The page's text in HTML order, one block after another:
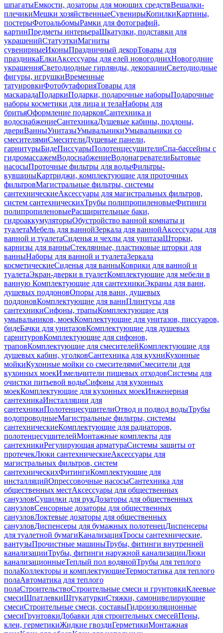
шпагатыЕмкости, дозаторы для моющих средствВешалки-
плечикиМешки хозяйственныеСувенирыКопилкиКартины,
постерыФотоальбомыРамки для фотографий,
картинПредметы интерьераШкатулки, подставки для
украшенийСтатуэткиМагниты
сувенирныеИконыПраздничный декорТовары для
праздникаЕлкиАксессуары для елей новогоднихНовогодние
украшенияСветодиодные гирлянды, декорацииСветодиодные
фигуры, игрушкиВременные
татуировкиФотобутафорияТовары для
маскарадаПодаркиПодарки, подарочные наборыПодарочные
наборы косметики для лица и телаНаборы для
бритьяОформление подарковСантехника и
водоснабжениеСантехникаДушевые кабины, поддоны,
двериВанныУнитазыУмывальникиУмывальники со
смесителямиСмесителиДушевые панели,
гарнитурыБидеПиссуарыПолотенцесушителиСпа-бассейны с
гидромассажемВодоснабжениеВодонагревателиБытовые
насосыПроточные фильтры для водыФильтры-
кувшиныКартриджи, комплектующие для проточных
фильтровМагистральные фильтры, системы
сантехническиеАксессуары для магистральных фильтров,
систем сантехническихТрубы полипропиленовыеФитинги
полипропиленовыеРасширительные баки,
гидроаккумуляторыОбустройство ванной комнаты и
туалетаМебель для ваннойЗеркала для ваннойАксессуары для
ванной и туалетаСиденья и чехлы для унитазаШторки,
карнизы для ванныСтеклянные, пластиковые шторки для
ванныНаборы для ванной и туалетаЗеркала
косметическиеСиденья для ванныКоврики для ванной и
туалетаЭкран-дверки в туалетКомплектующие для мебели в
ванную Комплектующие для сантехникиЭкраны для ванн,
душевых поддоновОпоры для ванн, душевых
поддоновКомплектующие для ваннПлинтусы для
сантехникиСифоны, трапыКомплектующие для
умывальников, моекКомплектующие для унитазов, писсуаров,
бидеБачки для унитазовКомплектующие для душевых
гарнитуровКомплектующие для сифонов,
траповКомплектующие для смесителейКомплектующие для
душевых кабин, уголковСантехника для кухниКухонные
мойкиКухонные мойки со смесителямиСмесители для
кухонных моекИзмельчители пищевых отходовСистемы для
очистки питьевой водыСифоны для кухонных
моекКомплектующие для кухонных моекИнженерная
сантехникаИнсталляции для
сантехникиПолотенцесушителиОтвод и подвод водыТрубы
водопроводныеМагистральные фильтры, системы
сантехническиеКомплектующие для радиаторов,
полотенцесушителейМонтажные комплекты для
сантехникиРегулирующая арматураСистемы защиты от
протечекЛюки сантехническиеАксессуары для
магистральных фильтров, систем
сантехническихФитингиКомплектующие для
инсталляцийОпрессовочные насосыСантехника для
общественных местАксессуары для общественных
санузловСушилки для рукДозаторы для общественных
санузловСенсорные дозаторы для общественных
санузловЛоктевые дозаторы для общественных
санузловДиспенсеры для бумажных полотенецДиспенсеры
для туалетной бумагиКанализацияТросы сантехнические,
вантузыПрочистные машиныТрубы, фитинги внутренней
канализацииТрубы, фитинги наружной канализацииЛюки
канализационныеТеплый пол водянойТрубы для теплого
полаКоллекторы и комплектующиеТермостатика для теплого
полаАвтоматика для теплого
полаСтроительствоСтроительные смеси и грунтовкиКлеевые
смесиШпатлевкиШтукатуркиСтяжки, самонивелирующие
смесиСтроительные смеси, составыГидроизоляционные
смесиГрунтовкиДобавки для строительных смесейПены,
клеи, герметикиЖидкие гвоздиГерметикиМонтажная